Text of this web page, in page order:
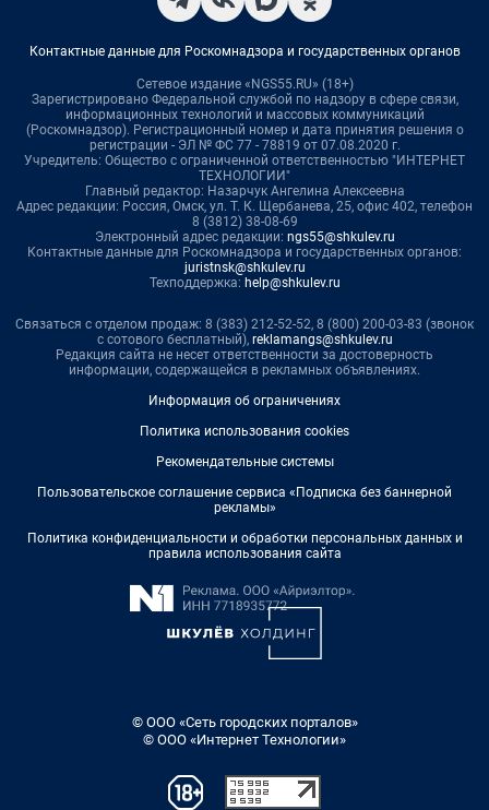
Контактные данные для Роскомнадзора и государственных органов
Сетевое издание «NGS55.RU» (18+)
Зарегистрировано Федеральной службой по надзору в сфере связи,
информационных технологий и массовых коммуникаций
(Роскомнадзор). Регистрационный номер и дата принятия решения о
регистрации - ЭЛ № ФС 77 - 78819 от 07.08.2020 г.
Учредитель: Общество с ограниченной ответственностью "ИНТЕРНЕТ
ТЕХНОЛОГИИ"
Главный редактор: Назарчук Ангелина Алексеевна
Адрес редакции: Россия, Омск, ул. Т. К. Щербанева, 25, офис 402, телефон
8 (3812) 38-08-69
Электронный адрес редакции: ngs55@shkulev.ru
Контактные данные для Роскомнадзора и государственных органов:
juristnsk@shkulev.ru
Техподдержка: help@shkulev.ru
Связаться с отделом продаж: 8 (383) 212-52-52, 8 (800) 200-03-83 (звонок
с сотового бесплатный), reklamangs@shkulev.ru
Редакция сайта не несет ответственности за достоверность
информации, содержащейся в рекламных объявлениях.
Информация об ограничениях
Политика использования cookies
Рекомендательные системы
Пользовательское соглашение сервиса «Подписка без баннерной
рекламы»
Политика конфиденциальности и обработки персональных данных и
правила использования сайта
© ООО «Сеть городских порталов»
© ООО «Интернет Технологии»